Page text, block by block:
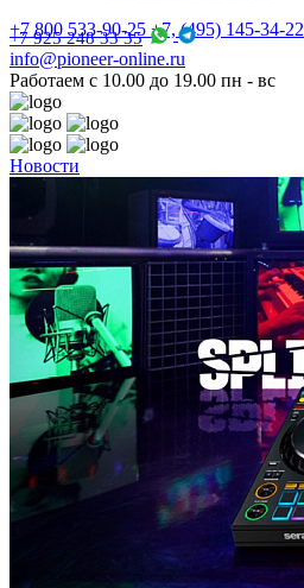
+7 800 533-90-25 +7, (495) 145-34-22
+7 925 248 33 35
info@pioneer-online.ru
Работаем с 10.00 до 19.00 пн - вс
Новости